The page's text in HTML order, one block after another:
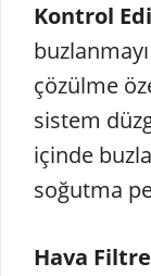
Kontrol
çözülme
sistem
içinde
soğutma
Hava